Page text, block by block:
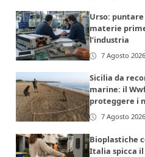
Urso:
materie
l’industria
7 Agosto 2026
Sicilia da
marine: il
proteggere i
7 Agosto 2026
Bioplastiche
Italia spicca